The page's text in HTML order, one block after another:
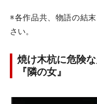
※各作品共、物語の結
さい。
焼け木杭に危険
『隣の女』